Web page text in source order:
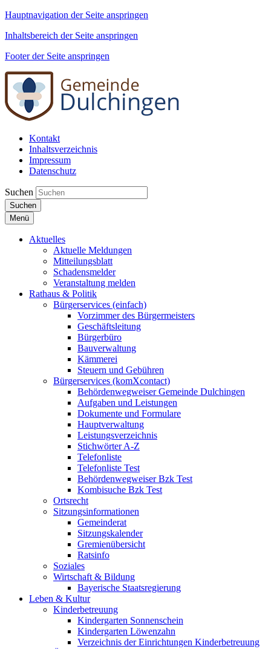
Hauptnavigation der Seite anspringen
Inhaltsbereich der Seite anspringen
Footer der Seite anspringen
Kontakt
Inhaltsverzeichnis
Impressum
Datenschutz
Suchen
Suchen
Menü
Aktuelles
Aktuelle Meldungen
Mitteilungsblatt
Schadensmelder
Veranstaltung melden
Rathaus & Politik
Bürgerservices (einfach)
Vorzimmer des Bürgermeisters
Geschäftsleitung
Bürgerbüro
Bauverwaltung
Kämmerei
Steuern und Gebühren
Bürgerservices (komXcontact)
Behördenwegweiser Gemeinde Dulchingen
Aufgaben und Leistungen
Dokumente und Formulare
Hauptverwaltung
Leistungsverzeichnis
Stichwörter A-Z
Telefonliste
Telefonliste Test
Behördenwegweiser Bzk Test
Kombisuche Bzk Test
Ortsrecht
Sitzungsinformationen
Gemeinderat
Sitzungskalender
Gremienübersicht
Ratsinfo
Soziales
Wirtschaft & Bildung
Bayerische Staatsregierung
Leben & Kultur
Kinderbetreuung
Kindergarten Sonnenschein
Kindergarten Löwenzahn
Verzeichnis der Einrichtungen Kinderbetreuung